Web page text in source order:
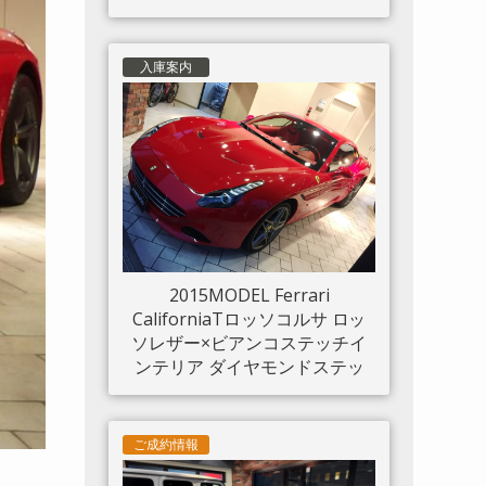
入庫案内
2015MODEL Ferrari
CaliforniaTロッソコルサ ロッ
ソレザー×ビアンコステッチイ
ンテリア ダイヤモンドステッ
チシート LED付きカーボンド
ライバーゾーン カーボンセン
タートンネル ダッシュボード
インサートパネル×カーボン ク
ご成約情報